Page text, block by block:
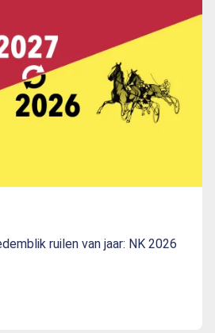
ruilen van jaar: NK 2026